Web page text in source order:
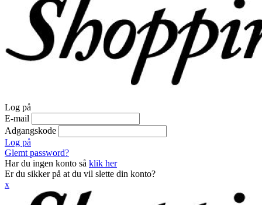
Log på
E-mail
Adgangskode
Log på
Glemt password?
Har du ingen konto så klik her
Er du sikker på at du vil slette din konto?
x